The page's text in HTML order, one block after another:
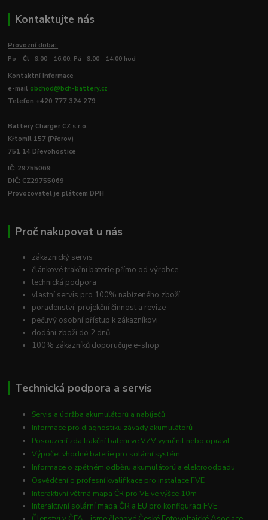
Kontaktujte nás
Provozní doba:
Po - Čt 9:00 - 16:00, Pá 9:00 - 14:00 hod
Kontaktní informace
e-mail obchod@bch-battery.cz
Telefon +420 777 324 279
Battery Charger CZ s.r.o.
Křtomil 157 (Přerov)
751 14 Dřevohostice
IČ: 29755069
DIČ: CZ29755069
Provozovatel je plátcem DPH
Proč nakupovat u nás
zákaznický servis
článkové trakční baterie přímo od výrobce
technická podpora
vlastní servis pro 100% nabízeného zboží
poradenství, projekční činnost a revize
pečlivý osobní přístup k zákazníkovi
dodání zboží do 2 dnů
100% zákazníků doporučuje e-shop
Technická podpora a servis
Servis a údržba akumulátorů a nabíječů
Informace pro diagnostiku závady akumulátorů
Posouzení zda trakční baterii ve VZV vyměnit nebo opravit
Výpočet vhodné baterie pro solární systém
Informace o zpětném odběru akumulátorů a elektroodpadu
Osvědčení o profesní kvalifikace pro instalace FVE
Interaktivní větrná mapa ČR pro VE ve výšce 10m
Interaktivní solární mapa ČR a EU pro konfiguraci FVE